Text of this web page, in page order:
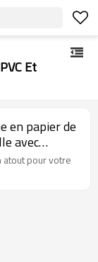
Et
en papier de
avec
atout pour votre